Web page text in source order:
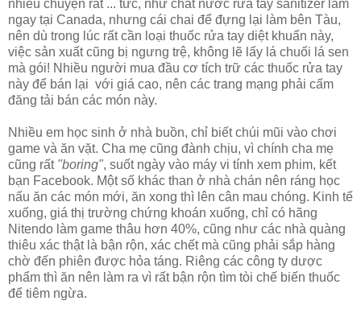
nhiều chuyện rất ... tức, như chất nước rửa tay sanitizer làm
ngay tại Canada, nhưng cái chai để đựng lại làm bên Tàu,
nên dù trong lúc rất cần loại thuốc rửa tay diệt khuẩn này,
việc sản xuất cũng bị ngưng trệ, không lẽ lấy lá chuối lá sen
mà gói! Nhiều người mua đầu cơ tích trữ các thuốc rửa tay
này để bán lại với giá cao, nên các trang mạng phải cấm
đăng tải bán các món này.
Nhiều em học sinh ở nhà buồn, chỉ biết chúi mũi vào chơi
game và ăn vặt. Cha mẹ cũng đành chịu, vì chính cha mẹ
cũng rất "boring", suốt ngày vào máy vi tính xem phim, kết
bạn Facebook. Một số khác than ở nhà chán nên ráng học
nấu ăn các món mới, ăn xong thì lên cân mau chóng. Kinh tế
xuống, giá thị trường chứng khoán xuống, chỉ có hãng
Nitendo làm game thâu hơn 40%, cũng như các nhà quàng
thiêu xác thật là bận rộn, xác chết mà cũng phải sắp hàng
chờ đến phiên được hỏa táng. Riêng các công ty dược
phẩm thì ăn nên làm ra vì rất bận rộn tìm tòi chế biến thuốc
để tiêm ngừa.